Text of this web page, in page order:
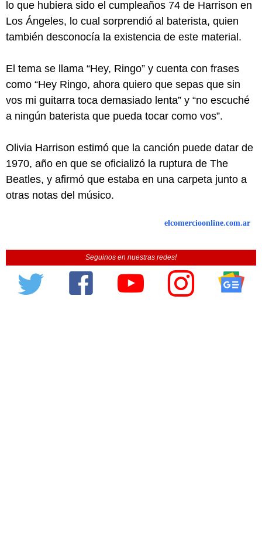
lo que hubiera sido el cumpleaños 74 de Harrison en
Los Ángeles, lo cual sorprendió al baterista, quien
también desconocía la existencia de este material.
El tema se llama “Hey, Ringo” y cuenta con frases
como “Hey Ringo, ahora quiero que sepas que sin
vos mi guitarra toca demasiado lenta” y “no escuché
a ningún baterista que pueda tocar como vos”.
Olivia Harrison estimó que la canción puede datar de
1970, año en que se oficializó la ruptura de The
Beatles, y afirmó que estaba en una carpeta junto a
otras notas del músico.
elcomercioonline.com.ar
Seguinos en nuestras redes!